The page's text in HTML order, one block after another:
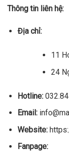
Thông tin liên hệ:
Địa chỉ:
11
24
Hotline:
Email:
Website:
Fanpage: